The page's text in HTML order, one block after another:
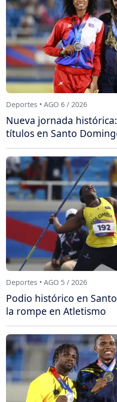
Deportes • AGO 6 / 2026
Nueva jornada
títulos en Santo
Deportes • AGO 5 / 2026
Podio histórico en
la rompe en Atletismo